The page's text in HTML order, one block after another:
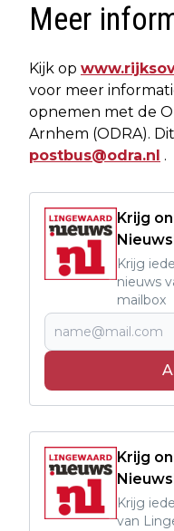
Meer
Kijk op
voor meer
opnemen met de
Arnhem (ODRA).
postbus@odra.nl .
Krijg
Krijg
nieuws
mailbox
Krijg
Krijg
van